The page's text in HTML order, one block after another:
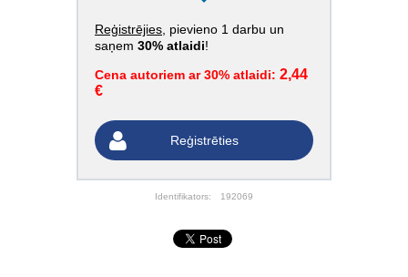
Reģistrējies , pievieno 1 darbu un
saņem 30% atlaidi!
Cena autoriem ar 30% atlaidi: 2,44
€
Reģistrēties
Identifikators: 192069